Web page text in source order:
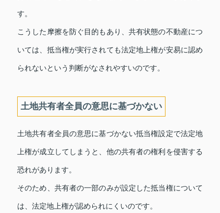
す。
こうした摩擦を防ぐ目的もあり、共有状態の不動産につ
いては、抵当権が実行されても法定地上権が安易に認め
られないという判断がなされやすいのです。
土地共有者全員の意思に基づかない
土地共有者全員の意思に基づかない抵当権設定で法定地
上権が成立してしまうと、他の共有者の権利を侵害する
恐れがあります。
そのため、共有者の一部のみが設定した抵当権について
は、法定地上権が認められにくいのです。